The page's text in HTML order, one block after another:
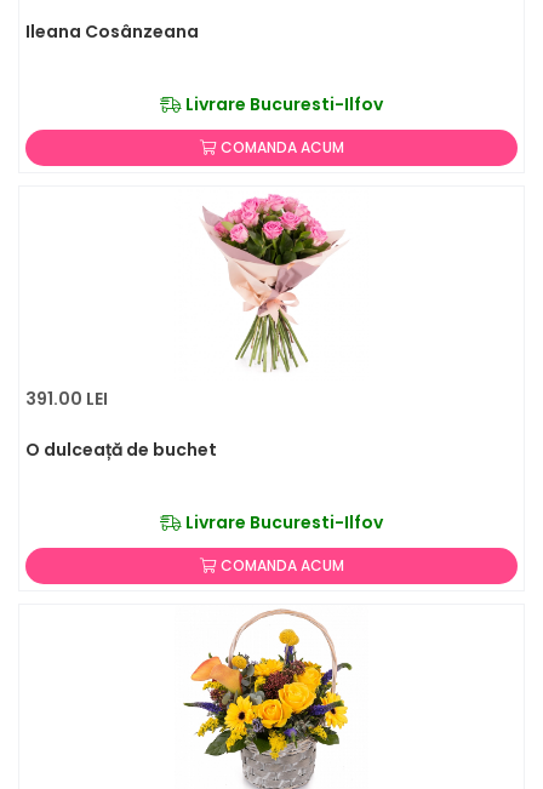
Ileana Cosânzeana
Livrare Bucuresti-Ilfov
COMANDA ACUM
391.00 LEI
O dulceață de buchet
Livrare Bucuresti-Ilfov
COMANDA ACUM